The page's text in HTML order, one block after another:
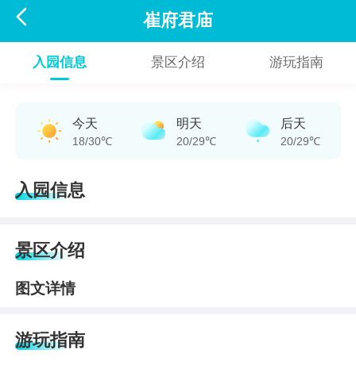
 崔府君庙
入园信息 景区介绍 游玩指南
今天
18/30℃
明天
20/29℃
后天
20/29℃
入园信息
景区介绍
图文详情
游玩指南